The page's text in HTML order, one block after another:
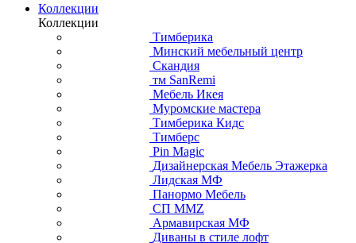
Коллекции
Коллекции
Тимберика
Минский мебельный центр
Скандия
тм SanRemi
Мебель Икея
Муромские мастера
Тимберика Кидс
Тимберс
Pin Magic
Дизайнерская Мебель Этажерка
Лидская МФ
Панормо Мебель
СП ММZ
Армавирская МФ
Диваны в стиле лофт